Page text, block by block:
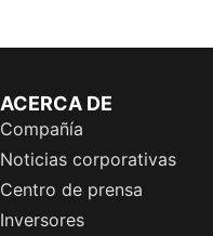
ACERCA DE
Compañía
Noticias corporativas
Centro de prensa
Inversores